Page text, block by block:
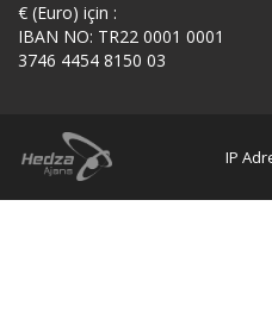
€ (Euro) için :
IBAN NO: TR22 0001 0001
3746 4454 8150 03
IP